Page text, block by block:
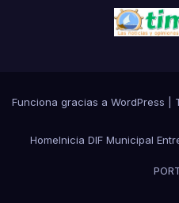
Funciona gracias a WordPress
HomeInicia DIF Municipal